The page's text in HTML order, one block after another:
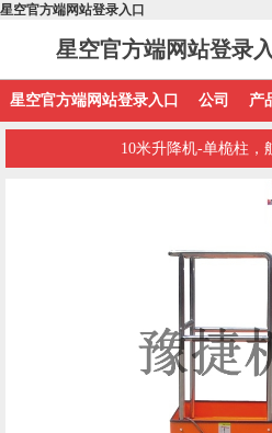
星空官方端网站登录入口
星空官方端网站登录
星空官方端网站登录入口 公司 产
10米升降机-单桅柱，